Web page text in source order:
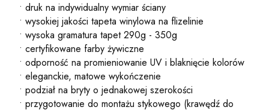
• druk na indywidualny wymiar ściany
• wysokiej jakości tapeta winylowa na flizelinie
• wysoka gramatura tapet 290g - 350g
• certyfikowane farby żywiczne
• odporność na promieniowanie UV i blaknięcie kolorów
• eleganckie, matowe wykończenie
• podział na bryty o jednakowej szerokości
• przygotowanie do montażu stykowego (krawędź do